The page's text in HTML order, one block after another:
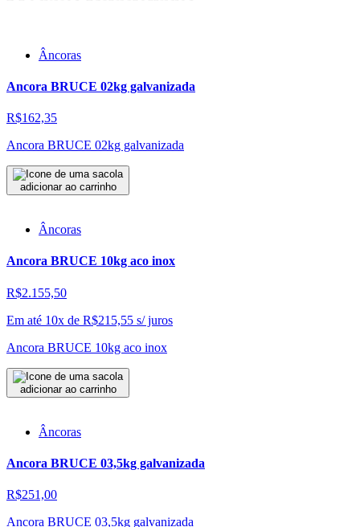
Âncoras
Ancora BRUCE 02kg galvanizada
R$162,35
Ancora BRUCE 02kg galvanizada
adicionar ao carrinho
Âncoras
Ancora BRUCE 10kg aco inox
R$2.155,50
Em até 10x de R$215,55 s/ juros
Ancora BRUCE 10kg aco inox
adicionar ao carrinho
Âncoras
Ancora BRUCE 03,5kg galvanizada
R$251,00
Ancora BRUCE 03,5kg galvanizada